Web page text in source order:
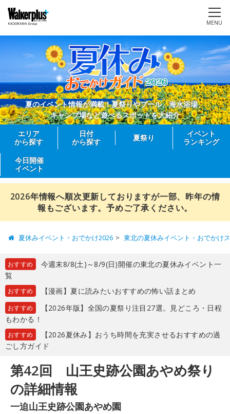
MENU
夏のイベント情報が満載！夏祭りやプール、海水浴場、
キャンプ場など遊べるスポットを大紹介
エリア
から探す
日付
から探す
夏祭り
イベント
ランキング
今日開催
イベント
2026年情報へ順次更新しておりますが一部、昨年の情
報もございます。予めご了承ください。
夏休みイベント・おでかけ2026 東北の夏休みイベント・おでかけ
おすすめ
今週末8/8(土)～8/9(日)開催の東北の夏休みイベント一
覧
おすすめ 【漫画】夏に読みたいおすすめの怖い話まとめ
おすすめ
【2026年版】全国の夏祭り注目27選。見どころ・日程
もわかる！
おすすめ
【2026夏休み】おうち時間を充実させるおすすめの過
ごし方ガイド
第42回 山王史跡公園あやめ祭り
の詳細情報
一迫山王史跡公園あやめ園